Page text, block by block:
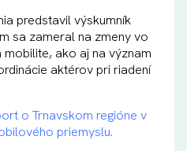
predstavil výskumník
sa zameral na zmeny vo
ako aj na význam
aktérov pri riadení
o Trnavskom regióne v
priemyslu.